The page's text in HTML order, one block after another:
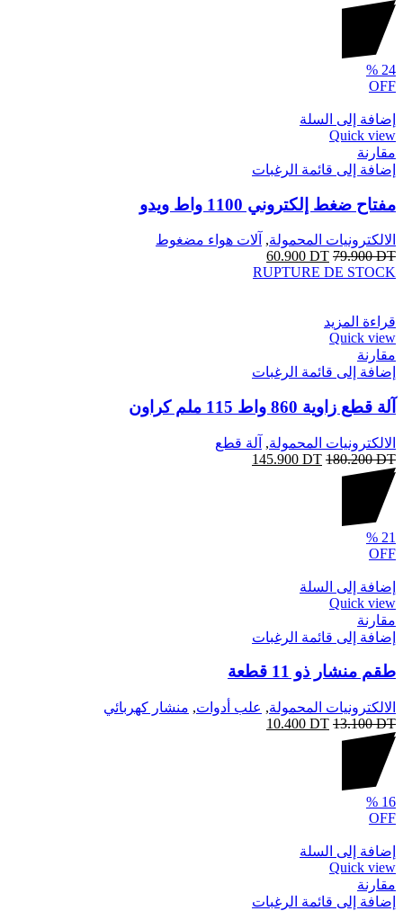
24
%
OFF
إضافة إلى السلة
Quick view
مقارنة
إضافة إلى قائمة الرغبات
مفتاح ضغط إلكتروني 1100 واط ويدو
الالكترونيات المحمولة, آلات هواء مضغوط
79.900DT
60.900 DT
RUPTURE DE STOCK
قراءة المزيد
Quick view
مقارنة
إضافة إلى قائمة الرغبات
آلة قطع زاوية 860 واط 115 ملم كراون
الالكترونيات المحمولة, آلة قطع
180.200DT
145.900 DT
21
%
OFF
إضافة إلى السلة
Quick view
مقارنة
إضافة إلى قائمة الرغبات
طقم منشار ذو 11 قطعة
الالكترونيات المحمولة, علب أدوات, منشار كهربائي
13.100DT
10.400 DT
16
%
OFF
إضافة إلى السلة
Quick view
مقارنة
إضافة إلى قائمة الرغبات